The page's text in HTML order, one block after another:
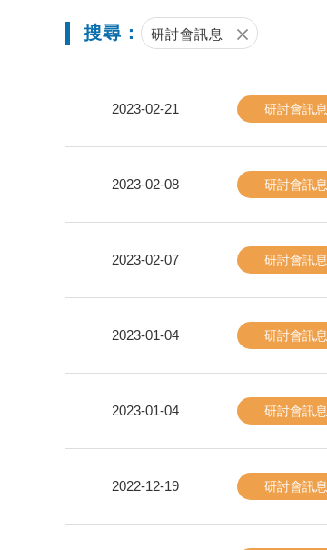
搜尋： 研討會訊息
2023-02-21 研討會訊息
2023-02-08 研討會訊息
2023-02-07 研討會訊息
2023-01-04 研討會訊息
2023-01-04 研討會訊息
2022-12-19 研討會訊息